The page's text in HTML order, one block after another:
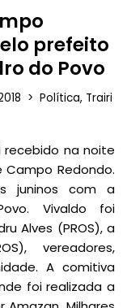
prefeito
do Povo
Política, Trairi
recebido na noite
Redondo.
juninos com a
Vivaldo foi
Alves (PROS), a
vereadores,
A comitiva
foi realizada a